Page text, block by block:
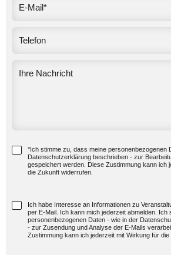
*Ich stimme zu, dass meine personenbezogenen
Datenschutzerklärung beschrieben - zur
gespeichert werden. Diese Zustimmung kann ich
die Zukunft widerrufen.
Ich habe Interesse an Informationen zu
per E-Mail. Ich kann mich jederzeit abmelden. Ich
personenbezogenen Daten - wie in der
- zur Zusendung und Analyse der E-Mails
Zustimmung kann ich jederzeit mit Wirkung für die